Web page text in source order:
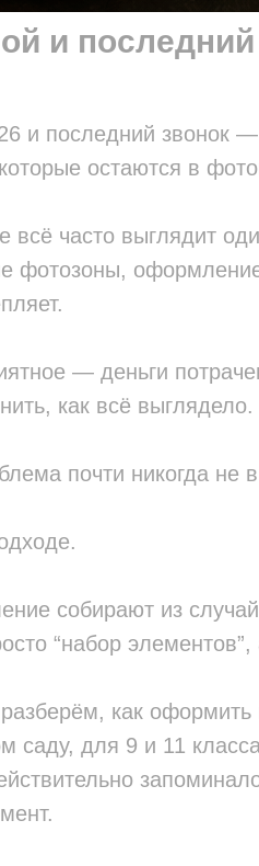
и последний
и последний звонок
остаются в
всё часто выглядит
фотозоны,
— деньги
как всё выглядело.
почти никогда не
собирают из
“набор
как
саду, для 9 и 11